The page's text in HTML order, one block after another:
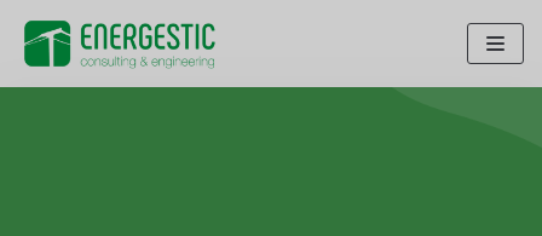
Saltar
al
contenido